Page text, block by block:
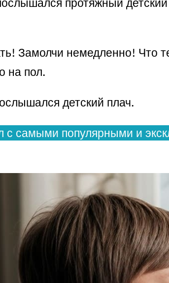
Замолчи немедленно! Что
на пол.
детский плач.
с самыми популярными и